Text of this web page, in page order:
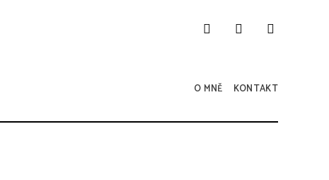
O MNĚ KONTAKT